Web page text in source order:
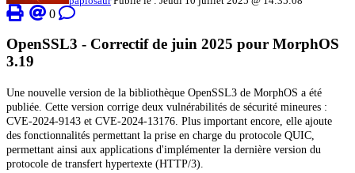
0
OpenSSL3 - Correctif de juin 2025 pour MorphOS
3.19
Une nouvelle version de la bibliothèque OpenSSL3 de MorphOS a été
publiée. Cette version corrige deux vulnérabilités de sécurité mineures :
CVE-2024-9143 et CVE-2024-13176. Plus important encore, elle ajoute
des fonctionnalités permettant la prise en charge du protocole QUIC,
permettant ainsi aux applications d'implémenter la dernière version du
protocole de transfert hypertexte (HTTP/3).